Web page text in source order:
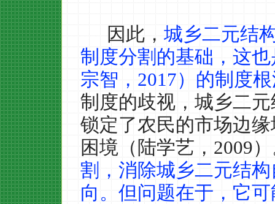
因此，城乡二元结
制度分割的基础，这
宗智，2017）的制度
制度的歧视，城乡二
锁定了农民的市场边
困境（陆学艺，2009
割，消除城乡二元结
向。但问题在于，它